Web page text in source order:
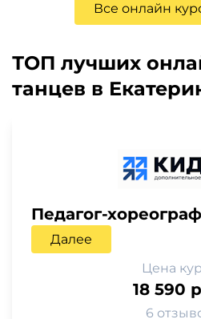
Все онлайн
ТОП лучших
танцев в
Педагог-хореограф
Далее
Цена
18 590
6